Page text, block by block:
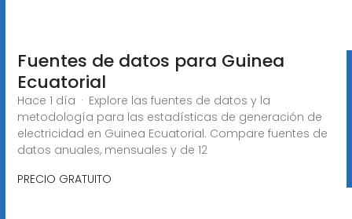
Fuentes de datos para Guinea
Ecuatorial
Hace 1 día · Explore las fuentes de datos y la
metodología para las estadísticas de generación de
electricidad en Guinea Ecuatorial. Compare fuentes de
datos anuales, mensuales y de 12
PRECIO GRATUITO